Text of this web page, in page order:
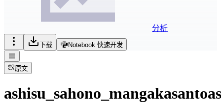
分析
下载 Notebook 快速开发
原文